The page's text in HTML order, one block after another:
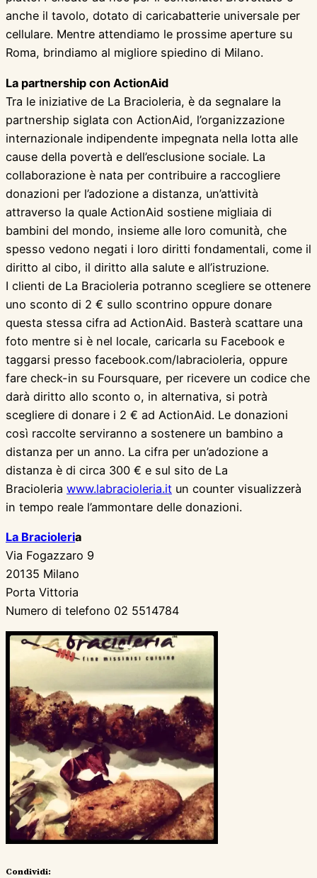
anche il tavolo, dotato di caricabatterie universale per
cellulare. Mentre attendiamo le prossime aperture su
Roma, brindiamo al migliore spiedino di Milano.
La partnership con ActionAid
Tra le iniziative de La Bracioleria, è da segnalare la
partnership siglata con ActionAid, l’organizzazione
internazionale indipendente impegnata nella lotta alle
cause della povertà e dell’esclusione sociale. La
collaborazione è nata per contribuire a raccogliere
donazioni per l’adozione a distanza, un’attività
attraverso la quale ActionAid sostiene migliaia di
bambini del mondo, insieme alle loro comunità, che
spesso vedono negati i loro diritti fondamentali, come il
diritto al cibo, il diritto alla salute e all’istruzione.
I clienti de La Bracioleria potranno scegliere se ottenere
uno sconto di 2 € sullo scontrino oppure donare
questa stessa cifra ad ActionAid. Basterà scattare una
foto mentre si è nel locale, caricarla su Facebook e
taggarsi presso facebook.com/labracioleria, oppure
fare check-in su Foursquare, per ricevere un codice che
darà diritto allo sconto o, in alternativa, si potrà
scegliere di donare i 2 € ad ActionAid. Le donazioni
così raccolte serviranno a sostenere un bambino a
distanza per un anno. La cifra per un’adozione a
distanza è di circa 300 € e sul sito de La
Bracioleria www.labracioleria.it un counter visualizzerà
in tempo reale l’ammontare delle donazioni.
La Bracioleria
Via Fogazzaro 9
20135 Milano
Porta Vittoria
Numero di telefono 02 5514784
Condividi: